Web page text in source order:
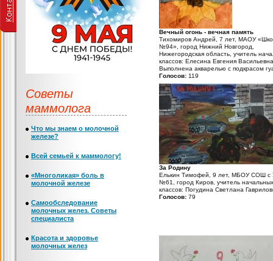
Вечный огонь - вечная память
Тихомиров Андрей, 7 лет, МАОУ
№94», город Нижний Новгород,
Нижегородская область, учитель
классов: Елесина Евгения Васильевна
Выполнена акварелью с подкрасом
Голосов: 119
За Родину
Елькин Тимофей, 9 лет, МБОУ СОШ
№61, город Киров, учитель начальных
классов: Погудина Светлана
Голосов: 79
Советы
маммолога
Что мы знаем о молочной
железе?
Всей семьей к маммологу!
«Многоликая» боль в
молочной железе
Самообследование
молочных желез. Советы
специалиста
Красота и здоровье
молочных желез